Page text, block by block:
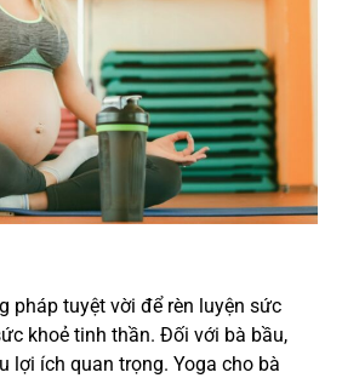
pháp tuyệt vời để rèn luyện sức
khoẻ tinh thần. Đối với bà bầu,
lợi ích quan trọng. Yoga cho bà